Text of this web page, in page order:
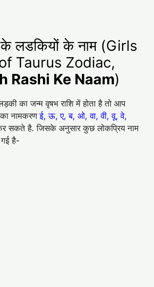
के लडकियों के नाम (Girls
Taurus Zodiac,
Rashi Ke Naam)
का जन्म वृषभ राशि में होता है तो आप
नामकरणई, ऊ, ए, ब, ओ, वा, वी, वू, वे,
सकते है. जिसके अनुसार कुछ लोकप्रिय नाम
गई है-